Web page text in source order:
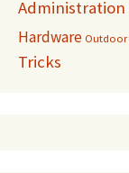
Administration
Hardware Outdoor
Tricks